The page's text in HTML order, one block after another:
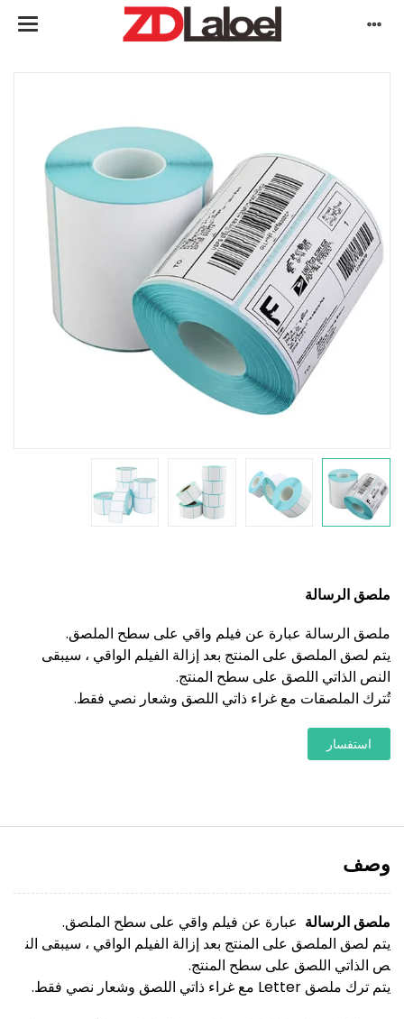
ملصق الرسالة
ملصق الرسالة عبارة عن فيلم واقي على سطح الملصق.
يتم لصق الملصق على المنتج بعد إزالة الفيلم الواقي ، سيبقى
النص الذاتي اللصق على سطح المنتج.
تُترك الملصقات مع غراء ذاتي اللصق وشعار نصي فقط.
استفسار
وصف
ملصق الرسالة عبارة عن فيلم واقي على سطح الملصق.
يتم لصق الملصق على المنتج بعد إزالة الفيلم الواقي ، سيبقى الن
ص الذاتي اللصق على سطح المنتج.
يتم ترك ملصق Letter مع غراء ذاتي اللصق وشعار نصي فقط.